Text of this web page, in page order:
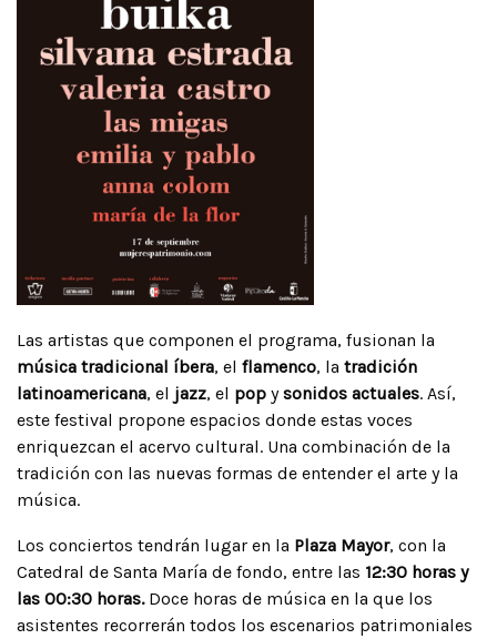
Las artistas que componen el programa, fusionan la
música tradicional íbera, el flamenco, la tradición
latinoamericana, el jazz, el pop ysonidos actuales. Así,
este festival propone espacios donde estas voces
enriquezcan el acervo cultural. Una combinación de la
tradición con las nuevas formas de entender el arte y la
música.
Los conciertos tendrán lugar en la Plaza Mayor, con la
Catedral de Santa María de fondo, entre las 12:30 horas y
las 00:30 horas.Doce horas de música en la que los
asistentes recorrerán todos los escenarios patrimoniales